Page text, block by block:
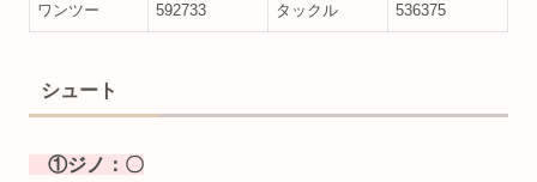
ワンツー 592733 タックル 536375
シュート
①ジノ：〇